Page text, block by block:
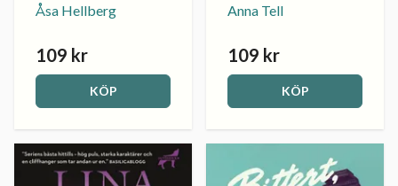
Åsa Hellberg
109 kr
KÖP
Anna Tell
109 kr
KÖP